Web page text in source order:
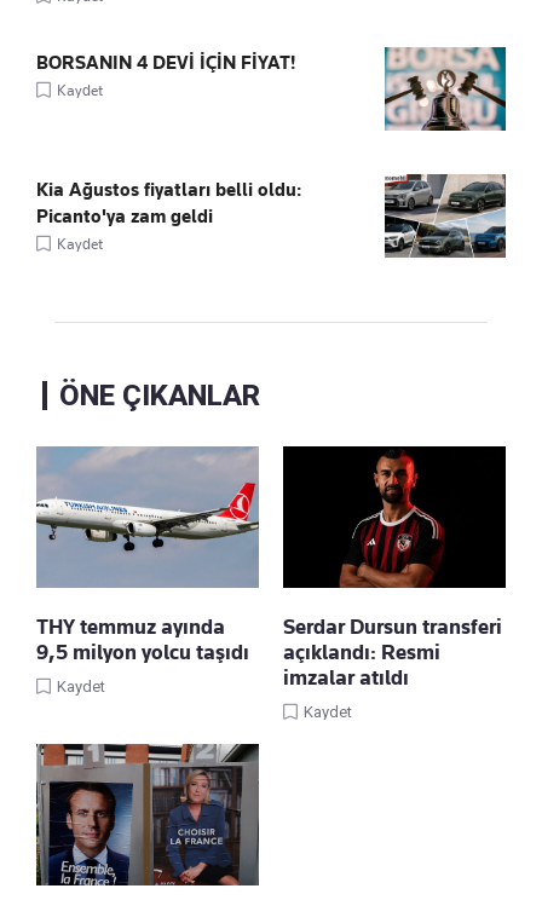
BORSANIN 4 DEVİ İÇİN FİYAT!
Kaydet
Kia Ağustos fiyatları belli oldu:
Picanto'ya zam geldi
Kaydet
ÖNE ÇIKANLAR
THY temmuz ayında
9,5 milyon yolcu taşıdı
Kaydet
Serdar Dursun transferi
açıklandı: Resmi
imzalar atıldı
Kaydet